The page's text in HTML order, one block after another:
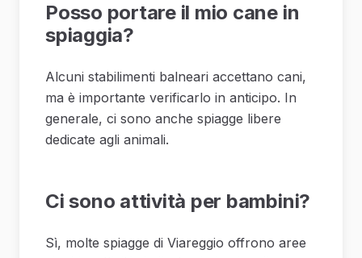
Posso portare il mio cane in
spiaggia?
Alcuni stabilimenti balneari accettano cani,
ma è importante verificarlo in anticipo. In
generale, ci sono anche spiagge libere
dedicate agli animali.
Ci sono attività per bambini?
Sì, molte spiagge di Viareggio offrono aree